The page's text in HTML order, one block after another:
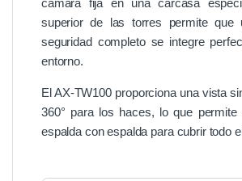
cámara fija en una carcasa
superior de las torres permite que
seguridad completo se integre
entorno.
El AX-TW100 proporciona una vista
360° para los haces, lo que permite
espalda con espalda para cubrir todo